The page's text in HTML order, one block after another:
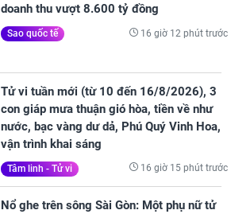
doanh thu vượt 8.600 tỷ đồng
Sao quốc tế 16 giờ 12 phút trước
Tử vi tuần mới (từ 10 đến 16/8/2026), 3
con giáp mưa thuận gió hòa, tiền về như
nước, bạc vàng dư dả, Phú Quý Vinh Hoa,
vận trình khai sáng
Tâm linh - Tử vi 16 giờ 15 phút trước
Nổ ghe trên sông Sài Gòn: Một phụ nữ tử